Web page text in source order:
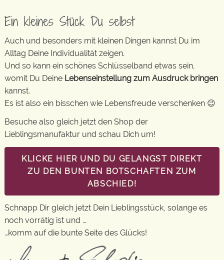
Ein kleines Stück Du selbst
Auch und besonders mit kleinen Dingen kannst Du im
Alltag Deine Individualität zeigen.
Und so kann ein schönes Schlüsselband etwas sein,
womit Du Deine Lebenseinstellung zum Ausdruck bringen
kannst.
Es ist also ein bisschen wie Lebensfreude verschenken 😉
Besuche also gleich jetzt den Shop der
Lieblingsmanufaktur und schau Dich um!
KLICKE HIER UND DU GELANGST DIREKT
ZU DEN BUNTEN BOTSCHAFTEN ZUM
ABSCHIED!
Schnapp Dir gleich jetzt Dein Lieblingsstück, solange es
noch vorrätig ist und …
…komm auf die bunte Seite des Glücks!